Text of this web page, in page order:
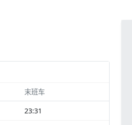
末班车
23:31